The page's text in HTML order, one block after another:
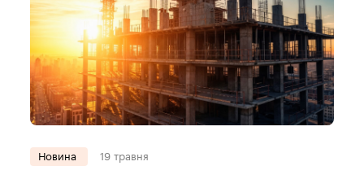
Новина 19 травня